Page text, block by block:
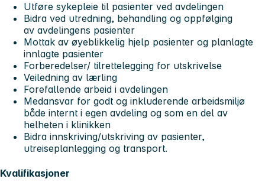
Utføre sykepleie til pasienter ved avdelingen
Bidra ved utredning, behandling og oppfølging
av avdelingens pasienter
Mottak av øyeblikkelig hjelp pasienter og planlagte
innlagte pasienter
Forberedelser/ tilrettelegging for utskrivelse
Veiledning av lærling
Forefallende arbeid i avdelingen
Medansvar for godt og inkluderende arbeidsmiljø
både internt i egen avdeling og som en del av
helheten i klinikken
Bidra innskriving/utskriving av pasienter,
utreiseplanlegging og transport.
Kvalifikasjoner